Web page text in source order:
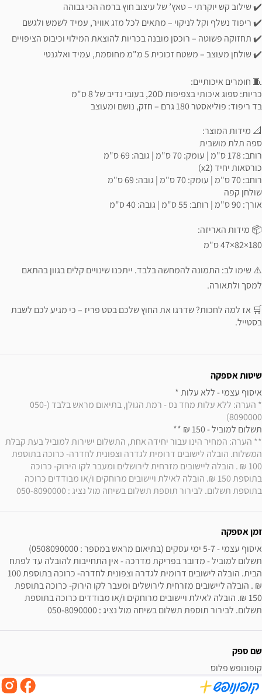
✔️ שילוב קש יוקרתי – טאץ’ של עיצוב חוץ ברמה הכי גבוהה
✔️ ריפוד נשלף וקל לניקוי – מתאים לכל מזג אוויר, עמיד לשמש ולגשם
✔️ תחזוקה פשוטה – רוכסן מובנה בכריות להוצאת המילוי וכיבוס הציפויים
✔️ שולחן מעוצב – משטח זכוכית 5 מ"מ מחוסמת, עמיד ואלגנטי
🧵 חומרים איכותיים:
כריות: ספוג איכותי בצפיפות 20D, בעובי נדיב של 8 ס"מ
בד ריפוד: פוליאסטר 180 גרם – חזק, נושם ומעוצב
📐 מידות המוצר:
ספה תלת מושבית
רוחב: 178 ס"מ | עומק: 70 ס"מ | גובה: 69 ס"מ
כורסאות יחיד (x2)
רוחב: 70 ס"מ | עומק: 70 ס"מ | גובה: 69 ס"מ
שולחן קפה
אורך: 90 ס"מ | רוחב: 55 ס"מ | גובה: 40 ס"מ
📦 מידות האריזה:
180×82×47 ס"מ
⚠️ שימו לב: התמונה להמחשה בלבד. ייתכנו שינויים קלים בגוון בהתאם
למסך ולתאורה.
🛒 אז למה לחכות? שדרגו את החוץ שלכם בסט פריז – כי מגיע לכם לשבת
בסטייל.
שיטות אספקה
איסוף עצמי - ללא עלות *
* הערה: ללא עלות מחד נס - רמת הגולן, בתיאום מראש בלבד (050-
8090000)
תשלום למוביל - 150 ₪ **
בתוספת תשלום. לבירור תוספת תשלום בשיחה מול נציג : 050-8090000
זמן אספקה
תשלום. לבירור תוספת תשלום בשיחה מול נציג : 050-8090000
שם ספק
קופונופש פלוס